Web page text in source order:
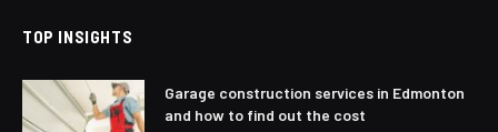
TOP INSIGHTS
Garage construction services in Edmonton
and how to find out the cost